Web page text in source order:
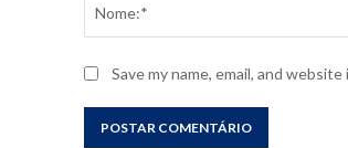
Save my name, email, and